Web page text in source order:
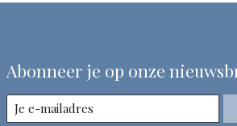
Abonneer je op onze